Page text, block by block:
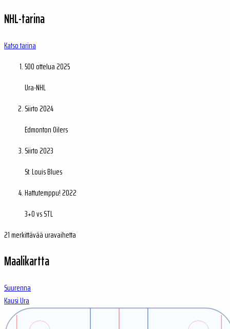
NHL-tarina
Katso tarina
500 ottelua2025
Ura-NHL
Siirto2024
Edmonton Oilers
Siirto2023
St. Louis Blues
Hattutemppu!2022
3+0 vs STL
21 merkittävää uravaihetta
Maalikartta
Suurenna
KausiUra